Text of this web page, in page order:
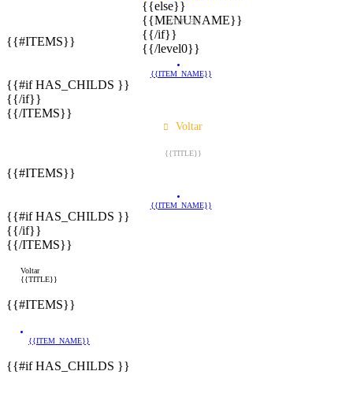
{{else}}
{{MENUNAME}}
{{/if}}
{{/level0}}
{{TITLE}}
{{#ITEMS}}
{{ITEM_NAME}}
{{#if HAS_CHILDS }}
{{/if}}
{{/ITEMS}}
Voltar
{{TITLE}}
{{#ITEMS}}
{{ITEM_NAME}}
{{#if HAS_CHILDS }}
{{/if}}
{{/ITEMS}}
Voltar
{{TITLE}}
{{#ITEMS}}
{{ITEM_NAME}}
{{#if HAS_CHILDS }}